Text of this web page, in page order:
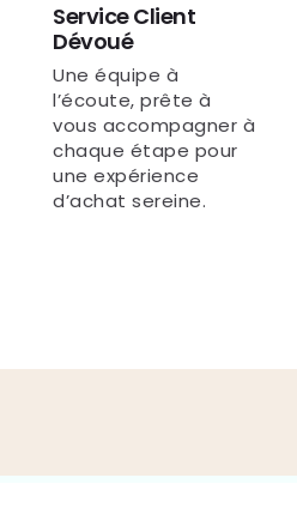
Service Client
Dévoué
Une équipe à
l’écoute, prête à
vous accompagner à
chaque étape pour
une expérience
d’achat sereine.